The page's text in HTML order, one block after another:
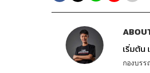
เริ่มต้น
กองบรร